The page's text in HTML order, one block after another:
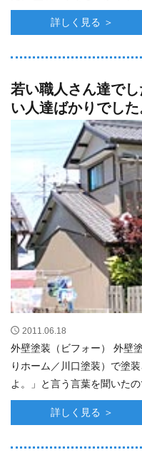
装工事が終わって、仕上がり
詳しく見る ＞
若い職人さん達で
い人達ばかりでした
2011.06.18
外壁塗装（ビフォー） 外壁塗装（アフター） 近所の人が（ひまわ
りホーム／川口塗装）で塗
よ。」と言う言葉を聞いた
口塗装）にお願いしました。
詳しく見る ＞